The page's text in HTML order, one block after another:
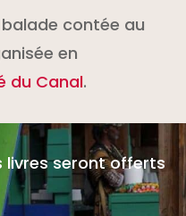
balade contée au
en
du Canal.
livres seront offerts